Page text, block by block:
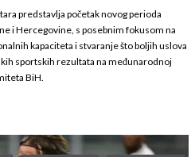
predstavlja početak novog perioda
i Hercegovine, s posebnim fokusom na
kapaciteta i stvaranje što boljih uslova
sportskih rezultata na međunarodnoj
BiH.